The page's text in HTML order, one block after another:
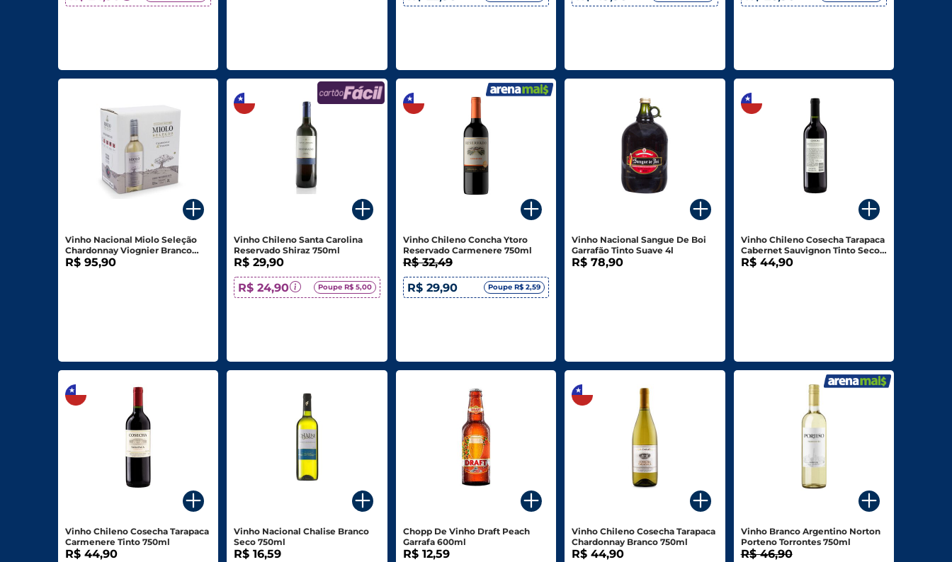
Carnes, Aves E Peixes
Frios E Laticínios
Higiene E Beleza
Doces E Sobremesas
Vinho Nacional Miolo Seleção
Chardonnay Viognier Branco
Seco Bag 3l
R$ 95,90
Vinho Chileno Santa Carolina
Reservado Shiraz 750ml
R$ 29,90
R$ 24,90
Poupe R$ 5,00
Vinho Chileno Concha Ytoro
Reservado Carmenere 750ml
R$ 32,49
R$ 29,90
Poupe R$ 2,59
Vinho Nacional Sangue De Boi
Garrafão Tinto Suave 4l
R$ 78,90
Vinho Chileno Cosecha Tarapaca
Cabernet Sauvignon Tinto Seco
750ml
R$ 44,90
Vinho Chileno Cosecha Tarapaca
Carmenere Tinto 750ml
R$ 44,90
Vinho Nacional Chalise Branco
Seco 750ml
R$ 16,59
Chopp De Vinho Draft Peach
Garrafa 600ml
R$ 12,59
Vinho Chileno Cosecha Tarapaca
Chardonnay Branco 750ml
R$ 44,90
Vinho Branco Argentino Norton
Porteno Torrontes 750ml
R$ 46,90